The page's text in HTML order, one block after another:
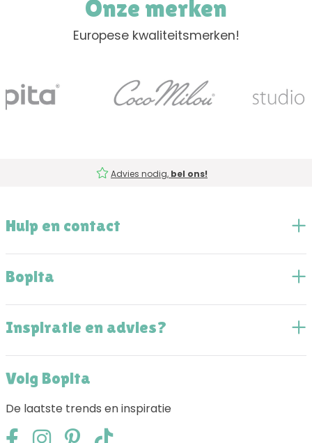
Onze merken
Europese kwaliteitsmerken!
Advies nodig, bel ons!
Hulp en contact
Bopita
Inspiratie en advies?
Volg Bopita
De laatste trends en inspiratie